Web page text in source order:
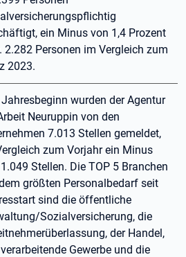
ein Minus von 1,4 Prozent
2.282 Personen im Vergleich zum
2023.
wurden der Agentur
Neuruppin von den
7.013 Stellen gemeldet,
zum Vorjahr ein Minus
Stellen. Die TOP 5 Branchen
größten Personalbedarf seit
sind die öffentliche
Sozialversicherung, die
der Handel,
Gewerbe und die